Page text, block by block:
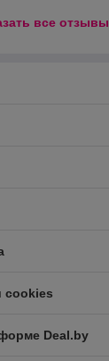
все отзывы
cookies
Deal.by